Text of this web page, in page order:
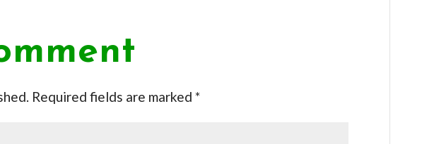
Required fields are marked*